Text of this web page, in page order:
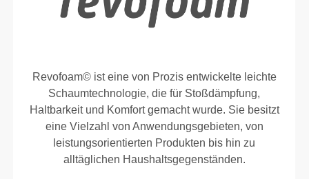
Revofoam© ist eine von Prozis entwickelte leichte
Schaumtechnologie, die für Stoßdämpfung,
Haltbarkeit und Komfort gemacht wurde. Sie besitzt
eine Vielzahl von Anwendungsgebieten, von
leistungsorientierten Produkten bis hin zu
alltäglichen Haushaltsgegenständen.